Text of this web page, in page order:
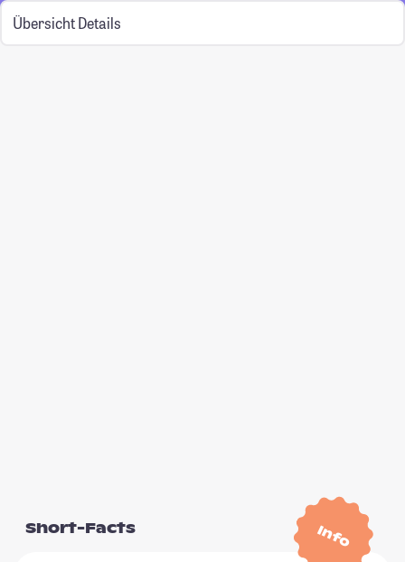
Übersicht Details
Info
Short-Facts